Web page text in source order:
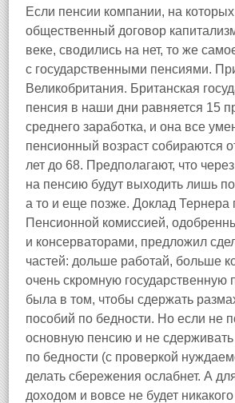
Если пенсии компании, на
общественный договор
веке, сводились на нет, то же
с государственными пенсиями.
Великобритания. Британская
пенсия в наши дни равняется 15
среднего заработка, и она все
пенсионный возраст собираются
лет до 68. Предполагают, что
на пенсию будут выходить лишь
а то и еще позже. Доклад Тернера
Пенсионной комиссией,
и консерваторами, предложил
частей: дольше работай, больше
очень скромную государственную
была в том, чтобы сдержать
пособий по бедности. Но если не
основную пенсию и не
по бедности (с проверкой
делать сбережения ослабнет. А
доходом и вовсе не будет